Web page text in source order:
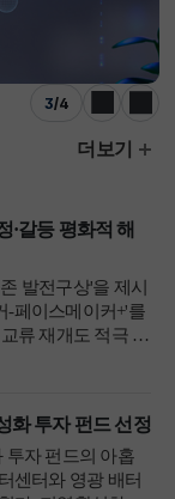
3/4
이전 다음